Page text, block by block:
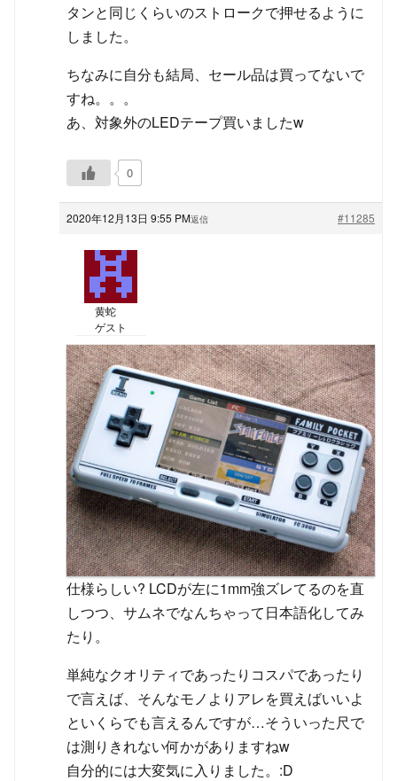
タンと同じくらいのストロークで押せるように
しました。
ちなみに自分も結局、セール品は買ってないで
すね。。。
あ、対象外のLEDテープ買いましたw
0
2020年12月13日 9:55 PM #11285
返信
黄蛇
ゲスト
仕様らしい? LCDが左に1mm強ズレてるのを直
しつつ、サムネでなんちゃって日本語化してみ
たり。
単純なクオリティであったりコスパであったり
で言えば、そんなモノよりアレを買えばいいよ
といくらでも言えるんですが…そういった尺で
は測りきれない何かがありますねw
自分的には大変気に入りました。:D